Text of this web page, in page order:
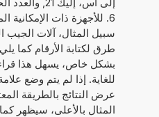
6. للأجهزة ذات
سبيل المثال، آلات الجيب
بشكل خاص، يسهل هذا قراءة
للغاية. إذا لم يتم وضع
عرض النتائج بالطريقة